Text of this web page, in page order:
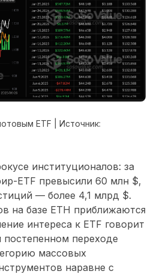
ETF | Источник:
институционалов: за
ETF превысили 60 млн $,
— более 4,1 млрд $.
на базе ETH приближаются
интереса к ETF говорит
постепенном переходе
массовых
наравне с